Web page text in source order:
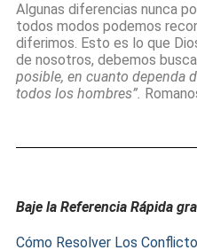
Algunas diferencias nunca
todos modos podemos
diferimos. Esto es lo que
de nosotros, debemos
posible, en cuanto dependa
todos los hombres”.
Baje la Referencia Rápida
Cómo Resolver Los